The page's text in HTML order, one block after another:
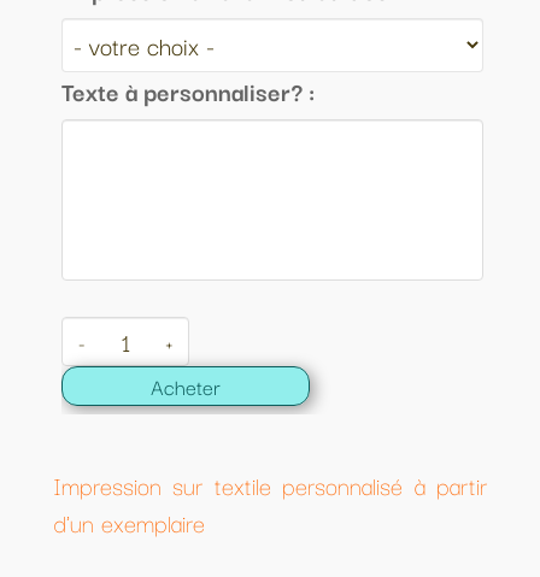
Texte à personnaliser? :
- +
Acheter
Impression sur textile personnalisé à partir
d'un exemplaire